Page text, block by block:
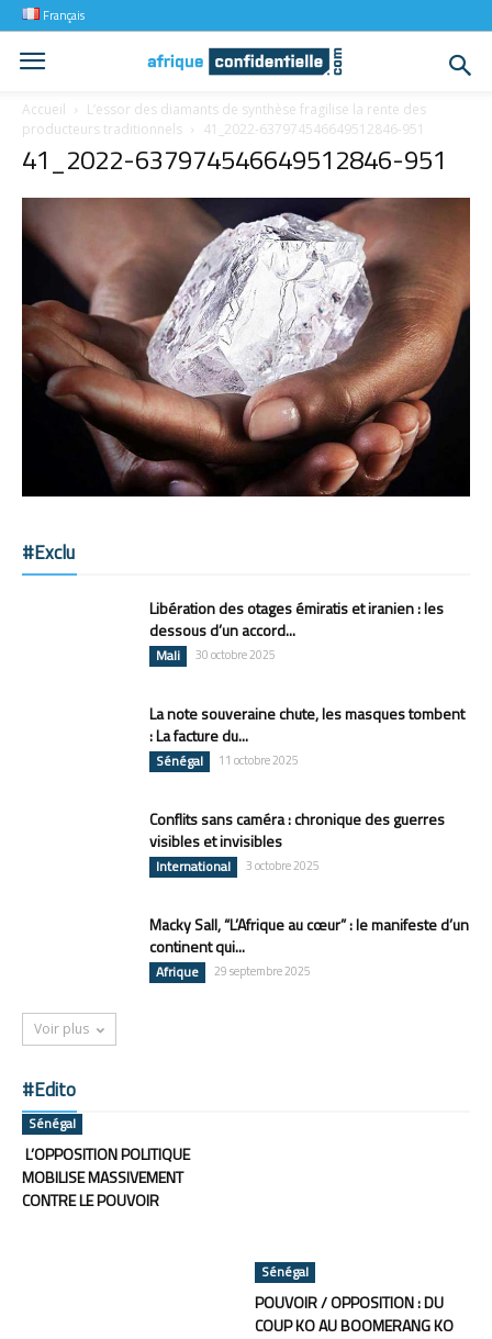
Français
Accueil
L’essor des diamants de synthèse fragilise la rente des
producteurs traditionnels
41_2022-637974546649512846-951
41_2022-637974546649512846-951
#Exclu
Libération des otages émiratis et iranien : les
dessous d’un accord...
Mali 30 octobre 2025
La note souveraine chute, les masques tombent
: La facture du...
Sénégal 11 octobre 2025
Conflits sans caméra : chronique des guerres
visibles et invisibles
International 3 octobre 2025
Macky Sall, “L’Afrique au cœur” : le manifeste d’un
continent qui...
Afrique 29 septembre 2025
Voir plus
#Edito
Sénégal
L’OPPOSITION POLITIQUE
MOBILISE MASSIVEMENT
CONTRE LE POUVOIR
Sénégal
POUVOIR / OPPOSITION : DU
COUP KO AU BOOMERANG KO